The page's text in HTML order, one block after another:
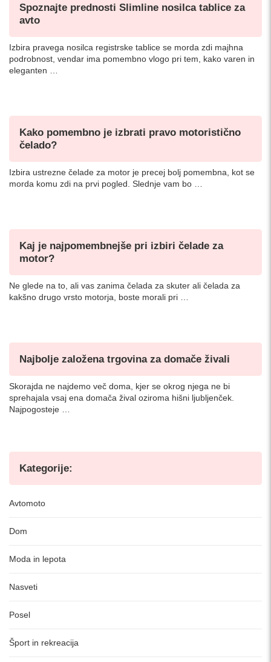
Spoznajte prednosti Slimline nosilca tablice za
avto
Izbira pravega nosilca registrske tablice se morda zdi majhna
podrobnost, vendar ima pomembno vlogo pri tem, kako varen in
eleganten …
Kako pomembno je izbrati pravo motoristično
čelado?
Izbira ustrezne čelade za motor je precej bolj pomembna, kot se
morda komu zdi na prvi pogled. Slednje vam bo …
Kaj je najpomembnejše pri izbiri čelade za
motor?
Ne glede na to, ali vas zanima čelada za skuter ali čelada za
kakšno drugo vrsto motorja, boste morali pri …
Najbolje založena trgovina za domače živali
Skorajda ne najdemo več doma, kjer se okrog njega ne bi
sprehajala vsaj ena domača žival oziroma hišni ljubljenček.
Najpogosteje …
Kategorije:
Avtomoto
Dom
Moda in lepota
Nasveti
Posel
Šport in rekreacija